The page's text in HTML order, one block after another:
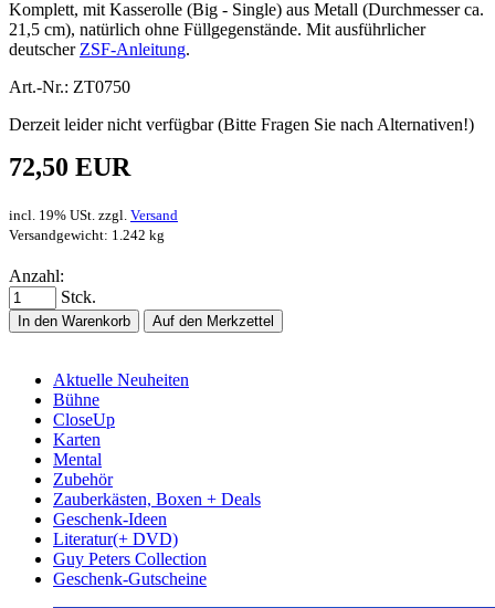
Komplett, mit Kasserolle (Big - Single) aus Metall (Durchmesser ca.
21,5 cm), natürlich ohne Füllgegenstände. Mit ausführlicher
deutscher ZSF-Anleitung.
Art.-Nr.: ZT0750
Derzeit leider nicht verfügbar (Bitte Fragen Sie nach Alternativen!)
72,50 EUR
incl. 19% USt. zzgl. Versand
Versandgewicht: 1.242 kg
Anzahl:
Stck.
In den Warenkorb Auf den Merkzettel
Aktuelle Neuheiten
Bühne
CloseUp
Karten
Mental
Zubehör
Zauberkästen, Boxen + Deals
Geschenk-Ideen
Literatur(+ DVD)
Guy Peters Collection
Geschenk-Gutscheine